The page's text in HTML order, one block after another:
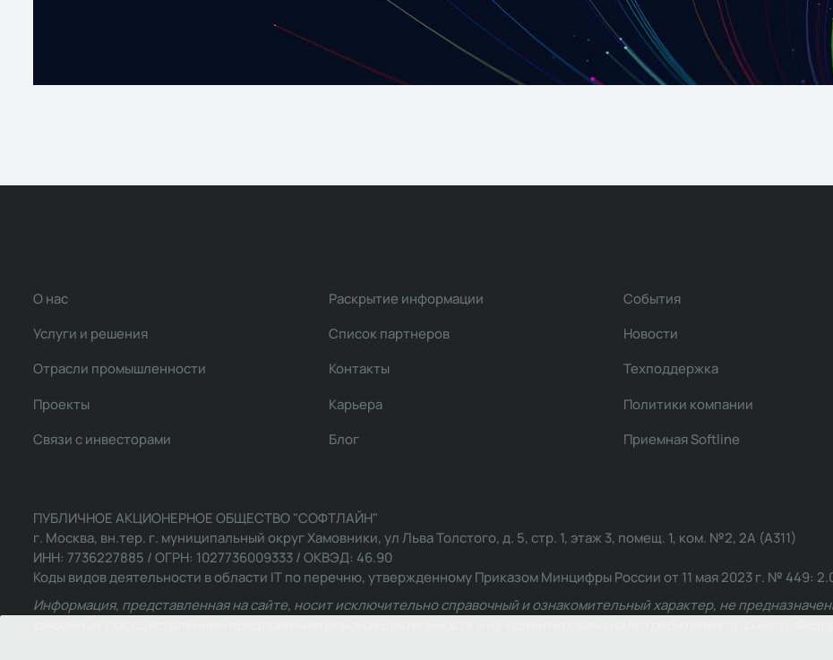
О нас
Услуги и решения
Отрасли промышленности
Проекты
Связи с инвесторами
Раскрытие информации
Список партнеров
Контакты
Карьера
Блог
События
Новости
Техподдержка
Политики компании
Приемная Softline
ПУБЛИЧНОЕ АКЦИОНЕРНОЕ ОБЩЕСТВО "СОФТЛАЙН"
г. Москва, вн.тер. г. муниципальный округ Хамовники, ул Льва Толстого, д. 5, стр. 1, этаж 3, помещ. 1, ком. №2, 2А (А311)
ИНН: 7736227885 / ОГРН: 1027736009333 / ОКВЭД: 46.90
Коды видов деятельности в области IT по перечню, утвержденному Приказом Минцифры России от 11 мая 2023 г. № 449:
Информация, представленная на сайте, носит исключительно справочный и ознакомительный характер, не